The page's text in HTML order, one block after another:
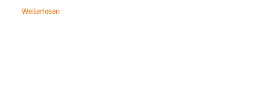
Weiterlesen